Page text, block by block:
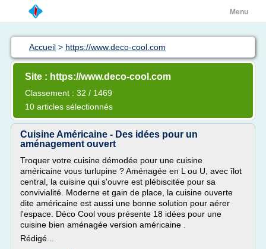
Menu
Accueil > https://www.deco-cool.com
Site : https://www.deco-cool.com
Classement : 32 / 1469
10 articles sélectionnés
Cuisine Américaine - Des idées pour un
aménagement ouvert
Troquer votre cuisine démodée pour une cuisine
américaine vous turlupine ? Aménagée en L ou U, avec îlot
central, la cuisine qui s'ouvre est plébiscitée pour sa
convivialité. Moderne et gain de place, la cuisine ouverte
dite américaine est aussi une bonne solution pour aérer
l'espace. Déco Cool vous présente 18 idées pour une
cuisine bien aménagée version américaine .
Rédigé...